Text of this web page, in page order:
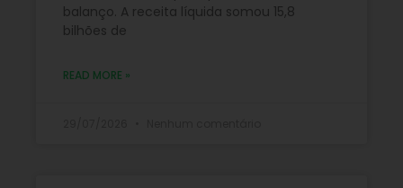
balanço. A receita líquida somou 15,8
bilhões de
READ MORE »